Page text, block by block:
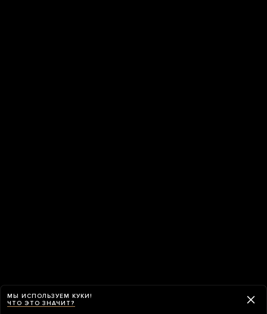
МЫ ИСПОЛЬЗУЕМ КУКИ!
ЧТО ЭТО ЗНАЧИТ?